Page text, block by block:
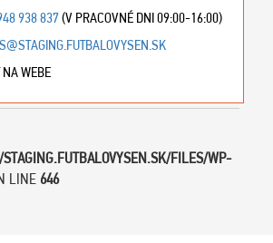
938 837(V PRACOVNÉ DNI 09:00-16:00)
WEBE
FILES/WP-
LINE 646